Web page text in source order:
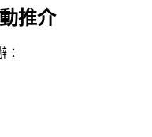
推介
：